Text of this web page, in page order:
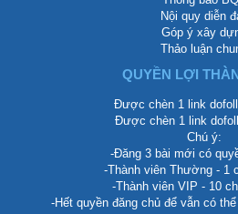
Nội quy diễn
Góp ý xây
Thảo luận
QUYỀN LỢI
Được chèn 1 link
Được chèn 1 link
Chú ý:
-Đăng 3 bài mới có
-Thành viên Thường - 1
-Thành viên VIP - 10
-Hết quyền đăng chủ để vẫn có